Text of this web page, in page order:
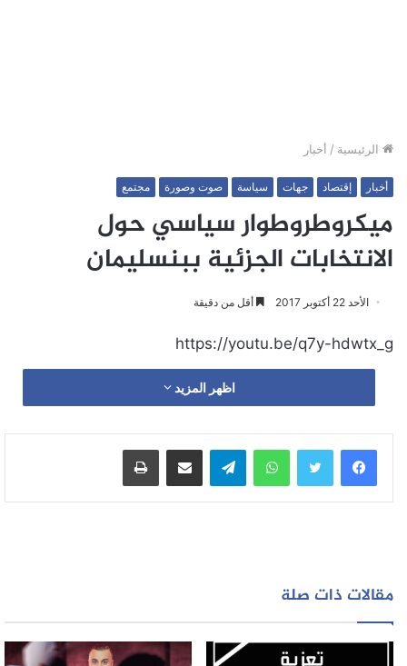
الرئيسية / أخبار
أخبار إقتصاد جهات سياسة صوت وصورة مجتمع
ميكروطروطوار سياسي حول
الانتخابات الجزئية ببنسليمان
الأحد 22 أكتوبر 2017 أقل من دقيقة
https://youtu.be/q7y-hdwtx_g
اظهر المزيد
واتساب تيلقرام مشاركة عبر البريد طباعة
مقالات ذات صلة